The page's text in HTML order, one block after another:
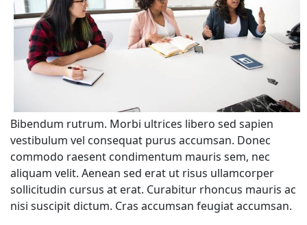
Bibendum rutrum. Morbi ultrices libero sed sapien
vestibulum vel consequat purus accumsan. Donec
commodo raesent condimentum mauris sem, nec
aliquam velit. Aenean sed erat ut risus ullamcorper
sollicitudin cursus at erat. Curabitur rhoncus mauris ac
nisi suscipit dictum. Cras accumsan feugiat accumsan.